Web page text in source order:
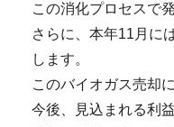
この消化プロセスで
さらに、本年11月に
します。
このバイオガス売却
今後、見込まれる利